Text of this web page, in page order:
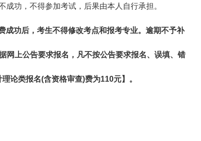
功，不得参加考试，后果由本人自行承担。
成功后，考生不得修改考点和报考专业。逾期不予补
网上公告要求报名，凡不按公告要求报名、误填、错
论类报名(含资格审查)费为110元】。